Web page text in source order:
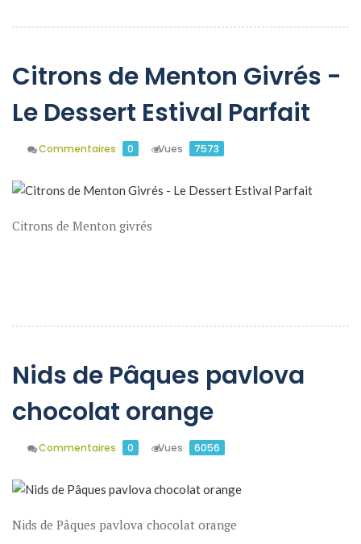
Citrons de Menton Givrés -
Le Dessert Estival Parfait
Commentaires 0 Vues 7573
Citrons de Menton givrés
Nids de Pâques pavlova
chocolat orange
Commentaires 0 Vues 6056
Nids de Pâques pavlova chocolat orange